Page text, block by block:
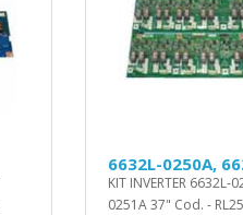
6632L-0250A,
KIT INVERTER 6632L-
0251A 37" Cod. -